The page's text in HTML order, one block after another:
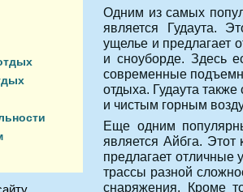
Одним из самых
является Гудаута.
ущелье и предлагает
и сноуборде. Здесь
современные
отдыха. Гудаута
и чистым горным
Еще одним
является Айбга.
предлагает отличные
трассы разной
снаряжения. Кроме